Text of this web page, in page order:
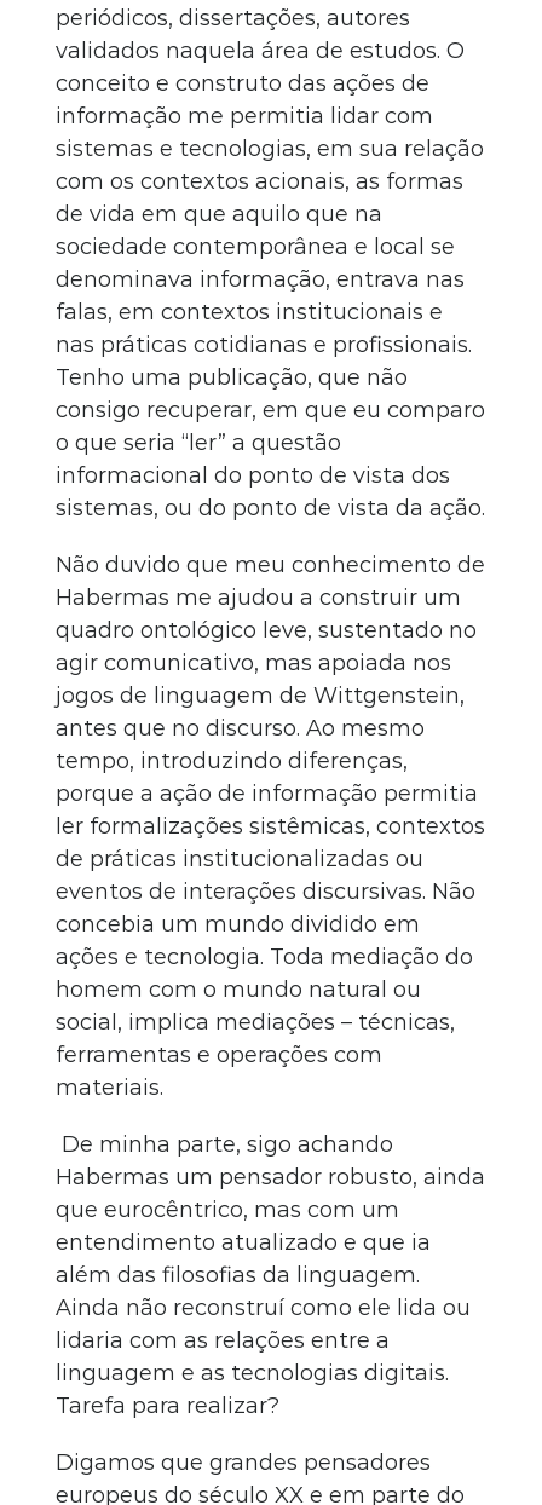
periódicos, dissertações, autores
validados naquela área de estudos. O
conceito e construto das ações de
informação me permitia lidar com
sistemas e tecnologias, em sua relação
com os contextos acionais, as formas
de vida em que aquilo que na
sociedade contemporânea e local se
denominava informação, entrava nas
falas, em contextos institucionais e
nas práticas cotidianas e profissionais.
Tenho uma publicação, que não
consigo recuperar, em que eu comparo
o que seria “ler” a questão
informacional do ponto de vista dos
sistemas, ou do ponto de vista da ação.
Não duvido que meu conhecimento de
Habermas me ajudou a construir um
quadro ontológico leve, sustentado no
agir comunicativo, mas apoiada nos
jogos de linguagem de Wittgenstein,
antes que no discurso. Ao mesmo
tempo, introduzindo diferenças,
porque a ação de informação permitia
ler formalizações sistêmicas, contextos
de práticas institucionalizadas ou
eventos de interações discursivas. Não
concebia um mundo dividido em
ações e tecnologia. Toda mediação do
homem com o mundo natural ou
social, implica mediações – técnicas,
ferramentas e operações com
materiais.
De minha parte, sigo achando
Habermas um pensador robusto, ainda
que eurocêntrico, mas com um
entendimento atualizado e que ia
além das filosofias da linguagem.
Ainda não reconstruí como ele lida ou
lidaria com as relações entre a
linguagem e as tecnologias digitais.
Tarefa para realizar?
Digamos que grandes pensadores
europeus do século XX e em parte do